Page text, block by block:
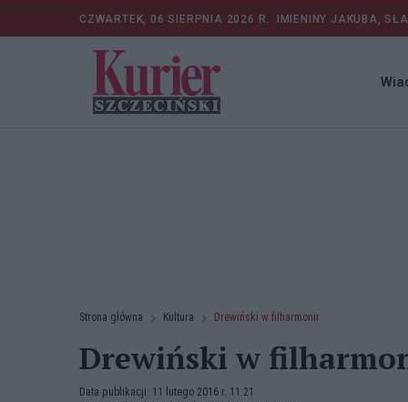
CZWARTEK, 06 SIERPNIA 2026 R. IMIENINY JAKUBA,
Strona główna Kultura Drewiński w filharmonii
Drewiński w
Data publikacji: 11 lutego 2016 r. 11:21